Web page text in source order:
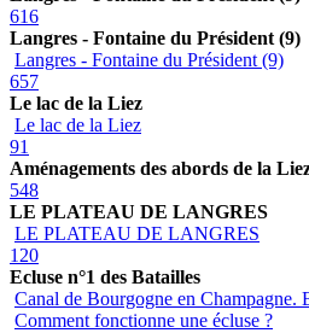
616
Langres - Fontaine du Président (9)
Langres - Fontaine du Président (9)
657
Le lac de la Liez
Le lac de la Liez
91
Aménagements des abords de la
548
LE PLATEAU DE LANGRES
LE PLATEAU DE LANGRES
120
Ecluse n°1 des Batailles
Canal de Bourgogne en Champagne.
Comment fonctionne une écluse ?